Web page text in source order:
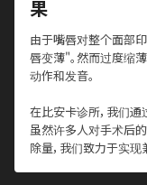
果
由于嘴唇对整个面部
唇变薄"。然而过度缩
动作和发音。
在比安卡诊所，我们
虽然许多人对手术后
除量，我们致力于实